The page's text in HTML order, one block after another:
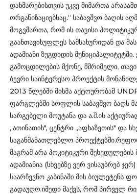
დახმარებისთვის უკვე მიმართა
ორგანიზაციებსაც.“ საბავშვო ბაღის
მოგვმართა, რომ ის თავისი
გაანთავისუფლეს სამსახურიდან და
ადამიანი ზუგდიდის
გამოცდილების მქონე, მშრიმელი,
ბევრი საინტერესო პროექტის
2013 წლებში მისმა აქტოურობამ
ფარგლებში სოფლის საბავშვო ბაღს
სარგებელი მოუტანა და ა.შ.ის
,,ათინათის", ცენტრი ,,აფხაზეთის" და
საგანმანათლებლო
მაგრამ არა პოკიტიკური შეხედულების
ადამიანია (სხვებზე ვერ ვისაუბრებ
საარჩევნო კაბინაში მის ბიულეტენს
გადაუღო.იმედი მაქვს, რომ პირველ